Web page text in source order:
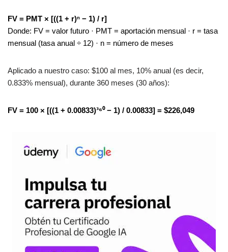
FV = PMT × [((1 + r)ⁿ − 1) / r]
Donde: FV = valor futuro · PMT = aportación mensual · r = tasa
mensual (tasa anual ÷ 12) · n = número de meses
Aplicado a nuestro caso: $100 al mes, 10% anual (es decir,
0.833% mensual), durante 360 meses (30 años):
FV = 100 × [((1 + 0.00833)³⁶⁰ − 1) / 0.00833] = $226,049